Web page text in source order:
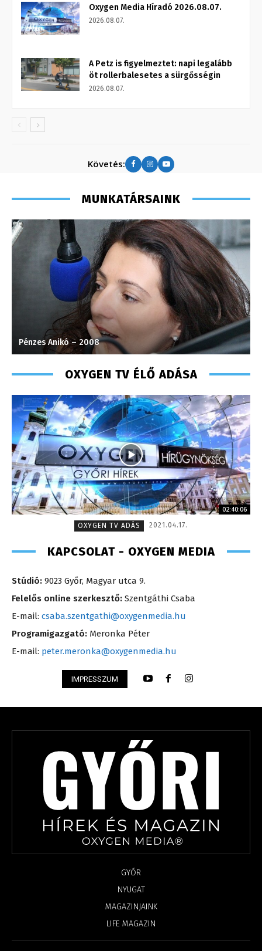
Oxygen Media Híradó 2026.08.07.
2026.08.07.
A Petz is figyelmeztet: napi legalább
öt rollerbalesetes a sürgősségin
2026.08.07.
Követés:
MUNKATÁRSAINK
Pénzes Anikó – 2008
OXYGEN TV ÉLŐ ADÁSA
02:40:06
OXYGEN TV ADÁS
2021.04.17.
KAPCSOLAT - OXYGEN MEDIA
Stúdió: 9023 Győr, Magyar utca 9.
Felelős online szerkesztő: Szentgáthi Csaba
E-mail: csaba.szentgathi@oxygenmedia.hu
Programigazgató: Meronka Péter
E-mail: peter.meronka@oxygenmedia.hu
IMPRESSZUM
GYŐR
NYUGAT
MAGAZINJAINK
LIFE MAGAZIN